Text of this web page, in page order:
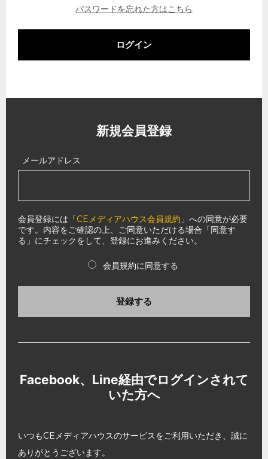
パスワードを忘れた方はこちら
ログイン
新規会員登録
メールアドレス
会員登録には「CEメディアハウス会員規約 」への同意が必要
です。内容をご確認の上、ご同意いただける場合「同意す
る」にチェックをして、登録にお進みください。
会員規約に同意する
登録する
Facebook、Line経由でログインされて
いた方へ
いつもCEメディアハウスのサービスをご利用いただき、誠に
ありがとうございます。